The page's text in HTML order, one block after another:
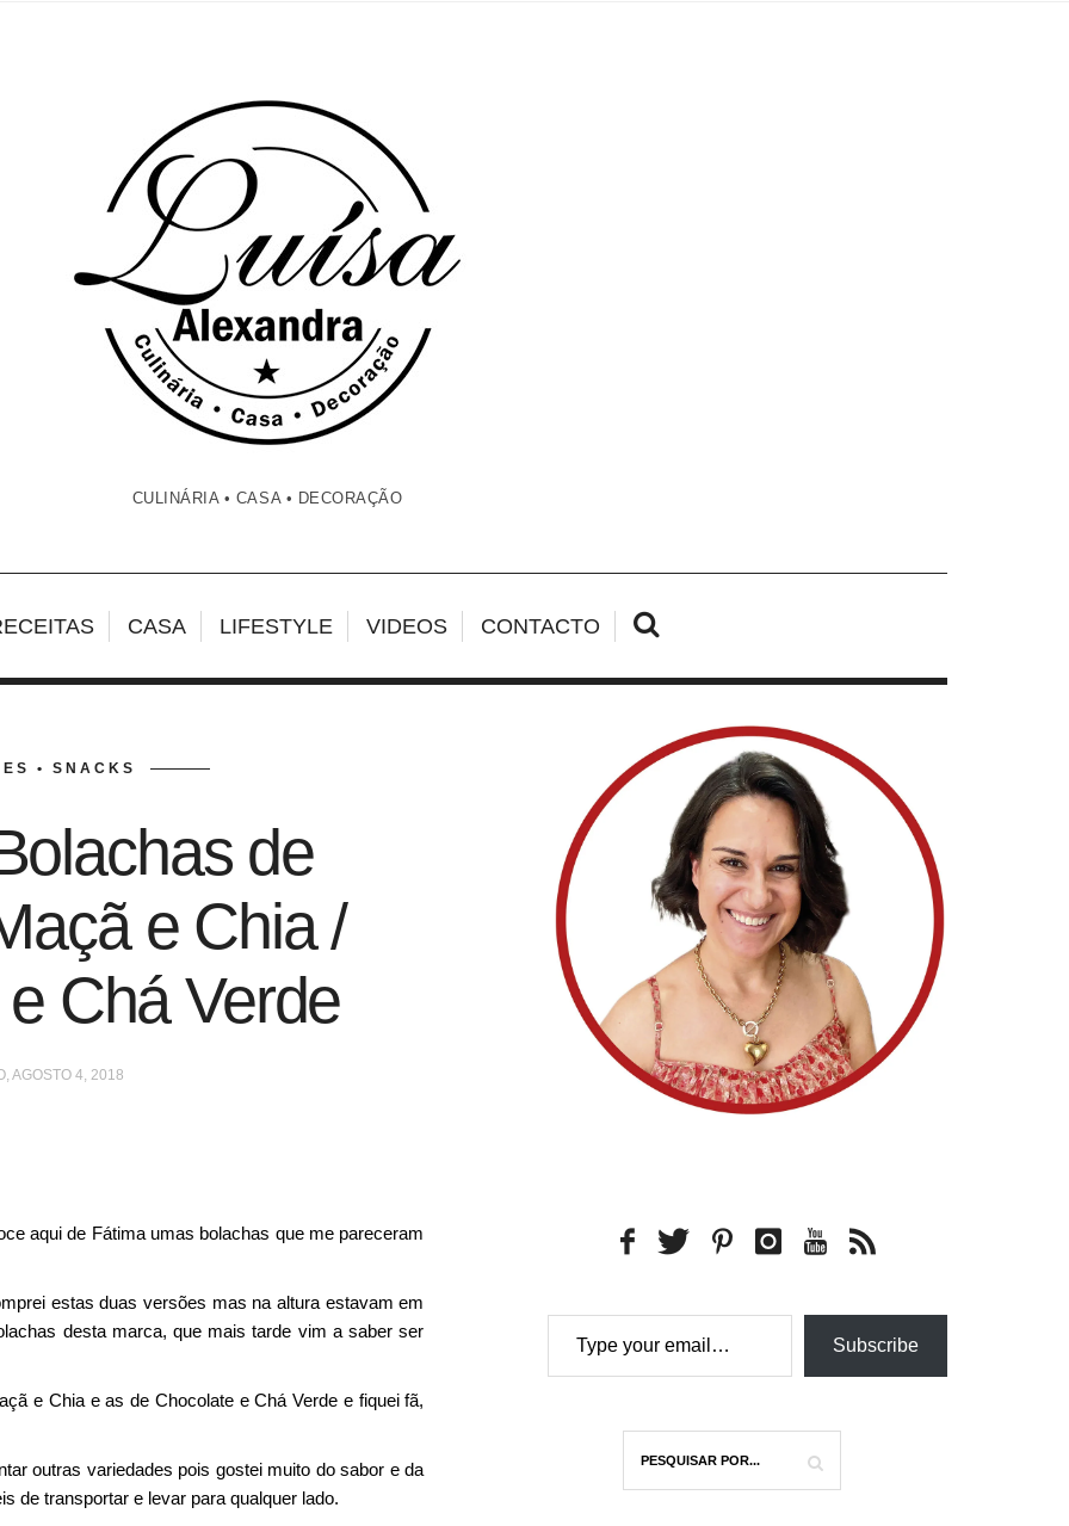
CULINÁRIA • CASA • DECORAÇÃO
CASA LIFESTYLE VIDEOS CONTACTO
• SNACKS
de
e Chia /
Chá Verde
AGOSTO 4, 2018
aqui de Fátima umas bolachas que me pareceram
estas duas versões mas na altura estavam em
desta marca, que mais tarde vim a saber ser
e Chia e as de Chocolate e Chá Verde e fiquei fã,
outras variedades pois gostei muito do sabor e da
de transportar e levar para qualquer lado.
Type your email…
Subscribe